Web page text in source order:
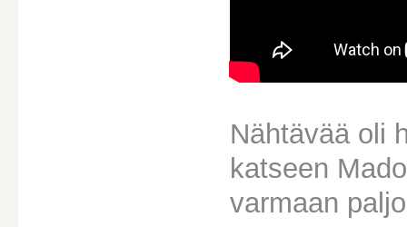
Nähtävää oli
katseen
varmaan